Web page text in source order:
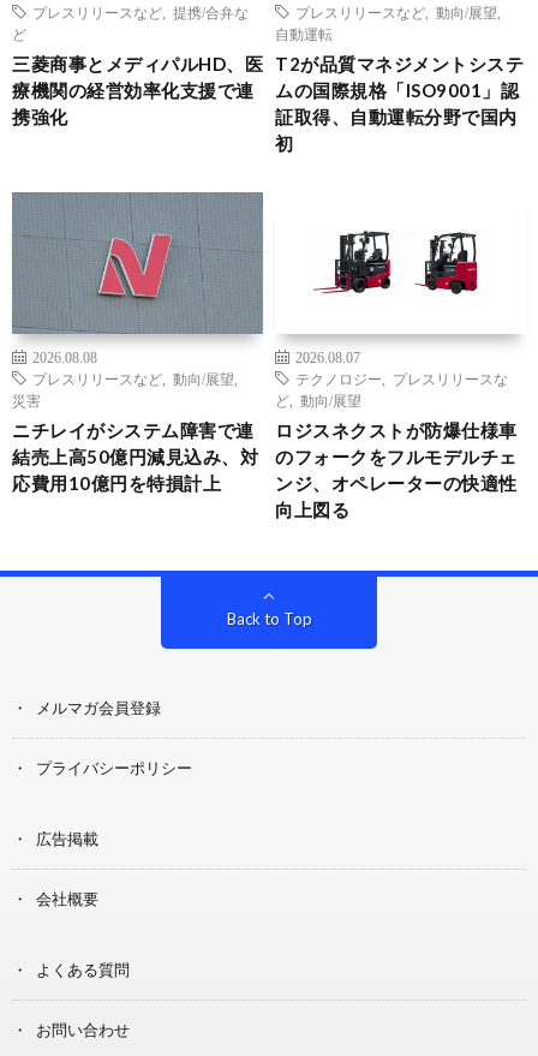
プレスリリースなど
提携/合弁な
ど
三菱商事とメディパルHD、医
療機関の経営効率化支援で連
携強化
プレスリリースなど
動向/展望
自動運転
T2が品質マネジメントシステ
ムの国際規格「ISO9001」認
証取得、自動運転分野で国内
初
2026.08.08
プレスリリースなど
動向/展望
災害
ニチレイがシステム障害で連
結売上高50億円減見込み、対
応費用10億円を特損計上
2026.08.07
テクノロジー
プレスリリースな
ど
動向/展望
ロジスネクストが防爆仕様車
のフォークをフルモデルチェ
ンジ、オペレーターの快適性
向上図る
Back to Top
メルマガ会員登録
プライバシーポリシー
広告掲載
会社概要
よくある質問
お問い合わせ